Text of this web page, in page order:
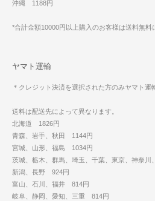
沖縄 1188円
*合計金額10000円以上購入のお客様は送料無料
ヤマト運輸
＊クレジット決済を選択された方のみヤマト運
送料は配送先によって異なります。
北海道 1826円
青森、岩手、秋田 1144円
宮城、山形、福島 1034円
茨城、栃木、群馬、埼玉、千葉、東京、神奈
新潟、長野 924円
富山、石川、福井 814円
岐阜、静岡、愛知、三重 814円